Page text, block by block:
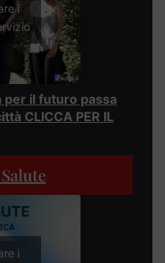
i
per il futuro passa
CLICCA PER IL
i